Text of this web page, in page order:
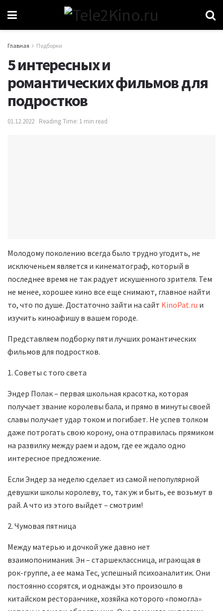
Главная Подборки
5 интересных и
романтических фильмов для
подростков
01.12.2022 Reading Time: 1 min read
Молодому поколению всегда было трудно угодить, не
исключеньем является и кинематограф, который в
последнее время не так радует искушенного зрителя. Тем
не менее, хорошее кино все еще снимают, главное найти
то, что по душе. Достаточно зайти на сайт KinoPat.ru и
изучить киноафишу в вашем городе.
Представляем подборку пяти лучших романтических
фильмов для подростков.
1. Советы с того света
Эндер Полак – первая школьная красотка, которая
получает звание королевы бала, и прямо в минуты своей
славы получает удар током и погибает. Не успев толком
даже потрогать свою корону, она отправилась прямиком
на развилку между раем и адом, где ее ждало одно
интересное предложение.
Если Эндер за неделю сделает из самой непопулярной
девушки школы королеву, то, так уж и быть, ее возьмут в
рай. А что из этого выйдет – смотрим!
2. Чумовая пятница
Между матерью и дочкой уже давно нет
взаимопонимания. Эн – старшеклассница, играющая в
рок-группе, а ее мама Тес, успешный психоаналитик. Они
постоянно ссорятся, и однажды это произошло в
китайском ресторанчике, хозяйка которого «помогла»